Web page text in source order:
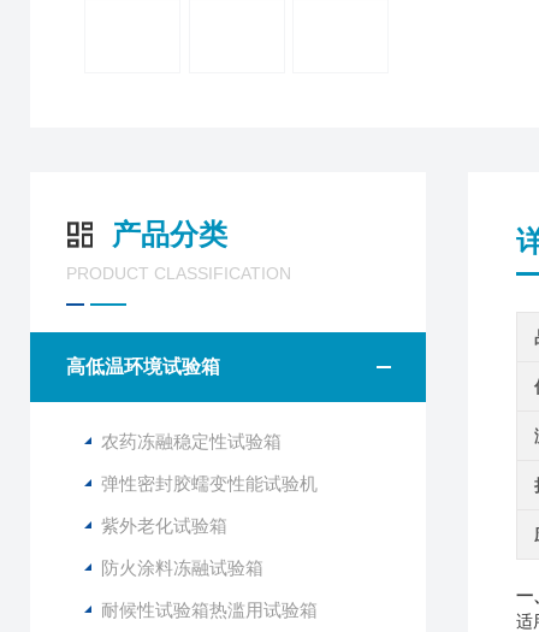
产品分类
PRODUCT CLASSIFICATION
高低温环境试验箱
农药冻融稳定性试验箱
弹性密封胶蠕变性能试验机
紫外老化试验箱
防火涂料冻融试验箱
耐候性试验箱热滥用试验箱
一
适